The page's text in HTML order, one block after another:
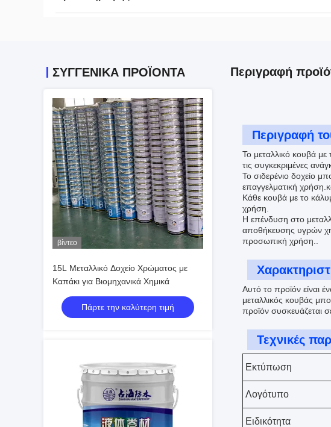
ΣΥΓΓΕΝΙΚΆ ΠΡΟΪΌΝΤΑ
βίντεο
15L Μεταλλικό Δοχείο Χρώματος με
Καπάκι για Βιομηχανικά Χημικά
Πάρτε την καλύτερη τιμή
Περιγραφή
Περιγραφή
Το μεταλλικό κουβά με
τις συγκεκριμένες
Το σιδερένιο δοχείο
επαγγελματική
Κάθε κουβά με το
χρήση.
Η επένδυση στο
αποθήκευσης υγρών
προσωπική χρήση..
Αυτό το προϊόν είναι
μεταλλικός κουβάς
προϊόν συσκευάζεται
Τεχνικές
Εκτύπωση
Λογότυπο
Ειδικότητα